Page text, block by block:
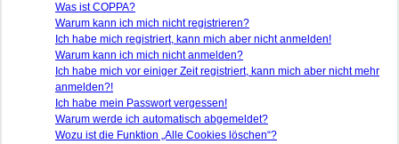
Was ist COPPA?
Warum kann ich mich nicht registrieren?
Ich habe mich registriert, kann mich aber nicht anmelden!
Warum kann ich mich nicht anmelden?
Ich habe mich vor einiger Zeit registriert, kann mich aber nicht mehr
anmelden?!
Ich habe mein Passwort vergessen!
Warum werde ich automatisch abgemeldet?
Wozu ist die Funktion „Alle Cookies löschen“?